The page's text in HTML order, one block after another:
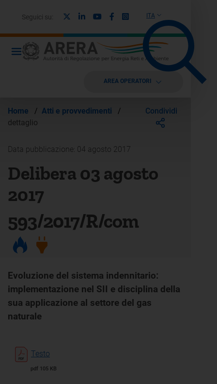
ITA
Seguici su: LinkedinYoutubeFacebook
Instagram
AREA OPERATORI
Home / Atti e provvedimenti
/
dettaglio
Condividi
Data pubblicazione: 04 agosto 2017
Delibera 03 agosto
2017
593/2017/R/com
Evoluzione del sistema indennitario:
implementazione nel SII e disciplina della
sua applicazione al settore del gas
naturale
Testo
pdf 105 KB